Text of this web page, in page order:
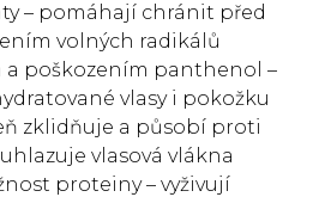
– pomáhají chránit před
volných radikálů
a poškozením panthenol –
vlasy i pokožku
zklidňuje a působí proti
vlasová vlákna
proteiny – vyživují